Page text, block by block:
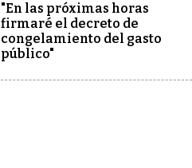
"En las próximas horas
firmaré el decreto de
congelamiento del gasto
público"